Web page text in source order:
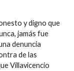
y digno que
jamás fue
denuncia
de las
Villavicencio